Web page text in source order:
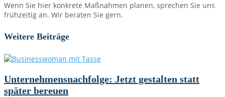
Wenn Sie hier konkrete Maßnahmen planen, sprechen Sie uns
frühzeitig an. Wir beraten Sie gern.
Weitere Beiträge
Unternehmensnachfolge: Jetzt gestalten statt
später bereuen